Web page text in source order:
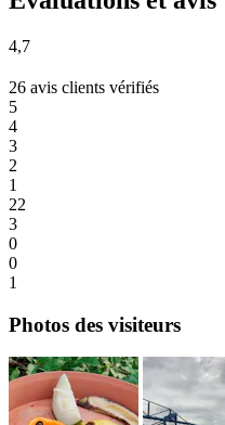
4,7
26 avis clients vérifiés
5
4
3
2
1
22
3
0
0
1
Photos des visiteurs